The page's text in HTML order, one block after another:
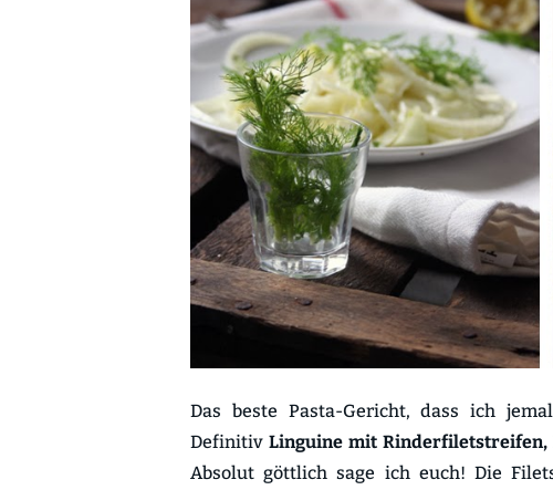
Das beste Pasta-Gericht, dass ich
Definitiv Linguine mit Rinderfiletstreifen,
Absolut göttlich sage ich euch! Die